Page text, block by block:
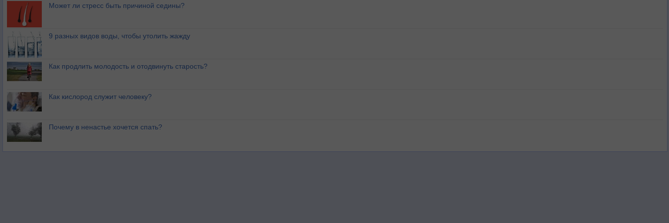
Может ли стресс быть причиной седины?
9 разных видов воды, чтобы утолить жажду
Как продлить молодость и отодвинуть старость?
Как кислород служит человеку?
Почему в ненастье хочется спать?